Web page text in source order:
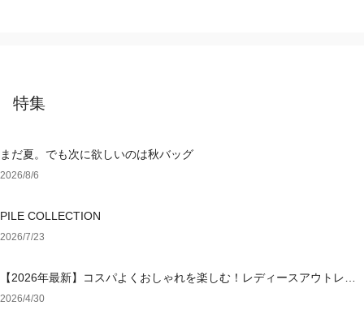
特集
まだ夏。でも次に欲しいのは秋バッグ
2026/8/6
PILE COLLECTION
2026/7/23
【2026年最新】コスパよくおしゃれを楽しむ！レディースアウトレッ
トおすすめブランド特集
2026/4/30